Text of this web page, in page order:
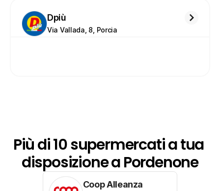
Dpiù
Via Vallada, 8, Porcia
Più di 10 supermercati a tua
disposizione a Pordenone
Coop Alleanza